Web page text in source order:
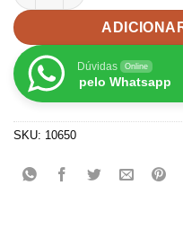
Dúvidas Online
pelo Whatsapp
SKU: 10650